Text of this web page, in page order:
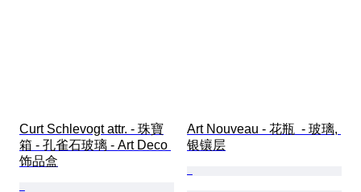
Curt Schlevogt attr. - 珠寶
箱 - 孔雀石玻璃 - Art Deco
饰品盒
Art Nouveau - 花瓶  - 玻璃,
银镶层